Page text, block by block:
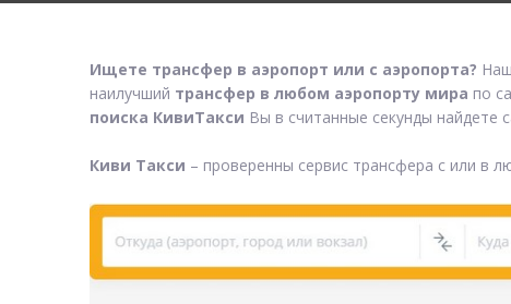
Ищете трансфер в аэропорт или с аэропорта?
наилучший трансфер в любом аэропорту мира по
поиска КивиТакси Вы в считанные секунды
Киви Такси – проверенны сервис трансфера с или в